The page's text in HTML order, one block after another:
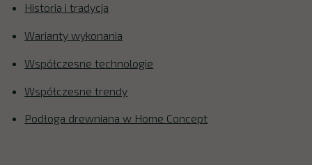
Historia i tradycja
Warianty wykonania
Współczesne technologie
Współczesne trendy
Podłoga drewniana w Home Concept